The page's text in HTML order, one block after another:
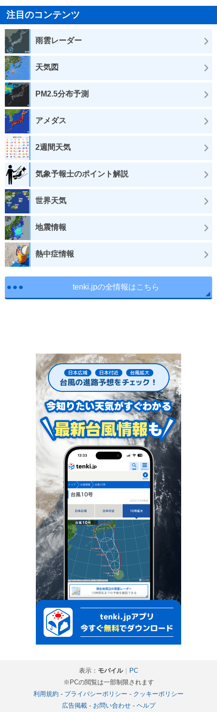
注目のコンテンツ
雨雲レーダー
天気図
PM2.5分布予測
アメダス
2週間天気
気象予報士のポイント解説
世界天気
地震情報
熱中症情報
tenki.jpの全情報はこちら
表示： モバイル｜ PC
※PCの閲覧は一部制限されます
利用規約 - プライバシーポリシー - クッキーポリシー
広告掲載- お問い合わせ- ヘルプ